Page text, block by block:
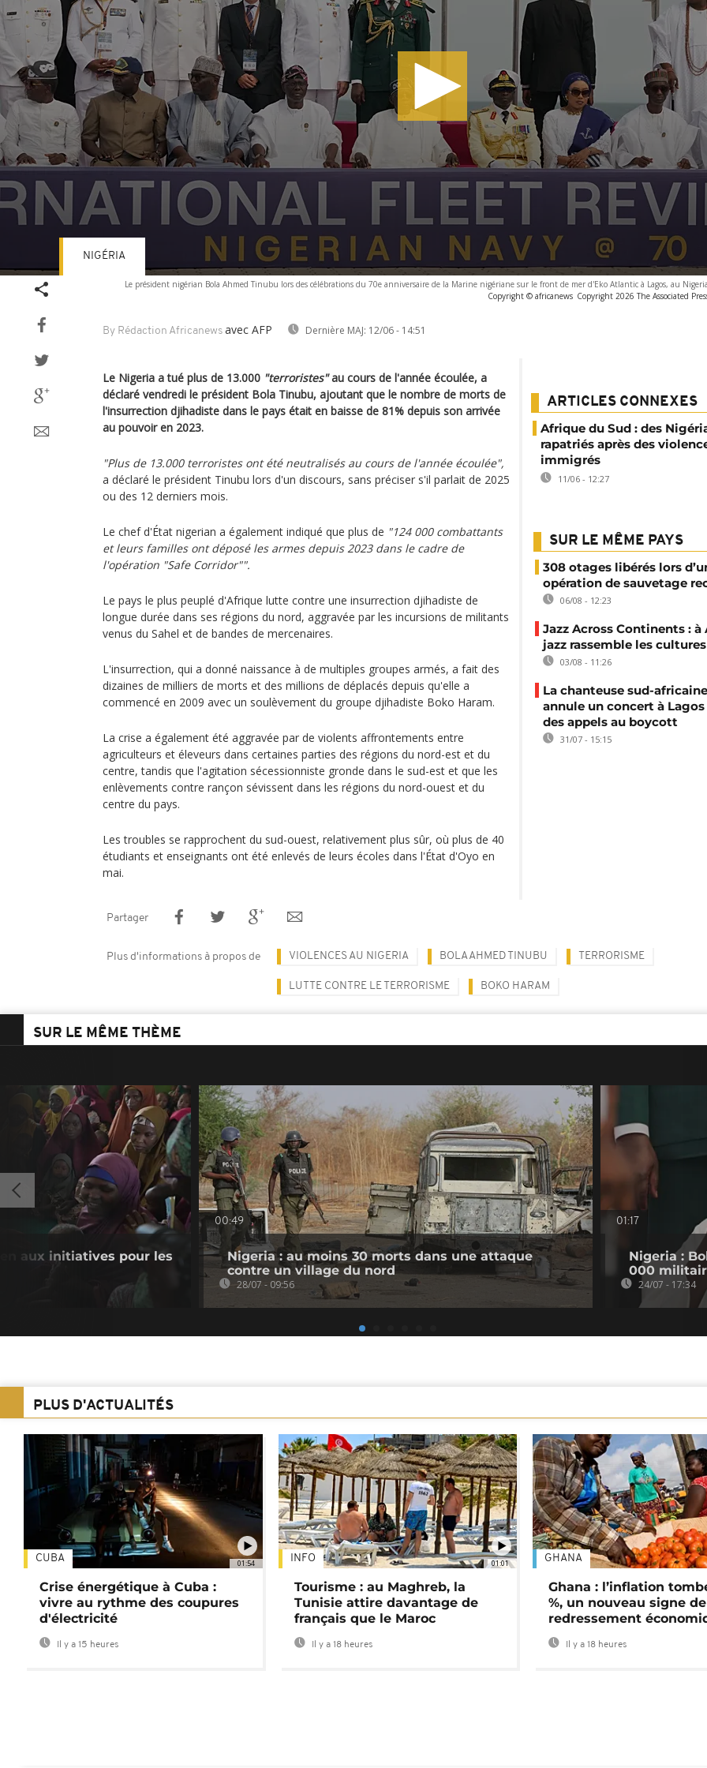
Le président nigérian Bola Ahmed Tinubu lors des célébrations du 70e anniversaire de la Marine nigériane sur le front de mer d'Eko Atlantic à Lagos, au
Copyright © africanews Copyright 2026 The Associated
By Rédaction Africanews avec AFP Dernière MAJ: 12/06 - 14:51
NIGÉRIA
Le Nigeria a tué plus de 13.000 "terroristes"au cours de l'année écoulée, a
déclaré vendredi le président Bola Tinubu, ajoutant que le nombre de morts de
l'insurrection djihadiste dans le pays était en baisse de 81% depuis son arrivée
au pouvoir en 2023.
"Plus de 13.000 terroristes ont été neutralisés au cours de l'année écoulée",
a déclaré le président Tinubu lors d'un discours, sans préciser s'il parlait de 2025
ou des 12 derniers mois.
Le chef d'État nigerian a également indiqué que plus de "124 000 combattants
et leurs familles ont déposé les armes depuis 2023 dans le cadre de
l'opération "Safe Corridor"".
Le pays le plus peuplé d'Afrique lutte contre une insurrection djihadiste de
longue durée dans ses régions du nord, aggravée par les incursions de militants
venus du Sahel et de bandes de mercenaires.
L'insurrection, qui a donné naissance à de multiples groupes armés, a fait des
dizaines de milliers de morts et des millions de déplacés depuis qu'elle a
commencé en 2009 avec un soulèvement du groupe djihadiste Boko Haram.
La crise a également été aggravée par de violents affrontements entre
agriculteurs et éleveurs dans certaines parties des régions du nord-est et du
centre, tandis que l'agitation sécessionniste gronde dans le sud-est et que les
enlèvements contre rançon sévissent dans les régions du nord-ouest et du
centre du pays.
Les troubles se rapprochent du sud-ouest, relativement plus sûr, où plus de 40
étudiants et enseignants ont été enlevés de leurs écoles dans l'État d'Oyo en
mai.
ARTICLES CONNEXES
Afrique du Sud : des
rapatriés après des
immigrés
11/06 - 12:27
SUR LE MÊME PAYS
308 otages libérés lors
opération de sauvetage
06/08 - 12:23
Jazz Across Continents : à
jazz rassemble les cultures
03/08 - 11:26
La chanteuse sud-
annule un concert à Lagos
des appels au boycott
31/07 - 15:15
Partager
Plus d'informations à propos de VIOLENCES AU NIGERIA BOLA AHMED TINUBU TERRORISME
LUTTE CONTRE LE TERRORISME BOKO HARAM
SUR LE MÊME THÈME
aux initiatives pour les
00:49
Nigeria : au moins 30 morts dans une attaque
contre un village du nord
28/07 - 09:56
01:17
Nigeria :
000
24/07 - 17:34
PLUS D'ACTUALITÉS
01:54
CUBA
Crise énergétique à Cuba :
vivre au rythme des coupures
d'électricité
Il y a 15 heures
01:01
INFO
Tourisme : au Maghreb, la
Tunisie attire davantage de
français que le Maroc
Il y a 18 heures
GHANA
Ghana : l’inflation
%, un nouveau signe de
redressement
Il y a 18 heures